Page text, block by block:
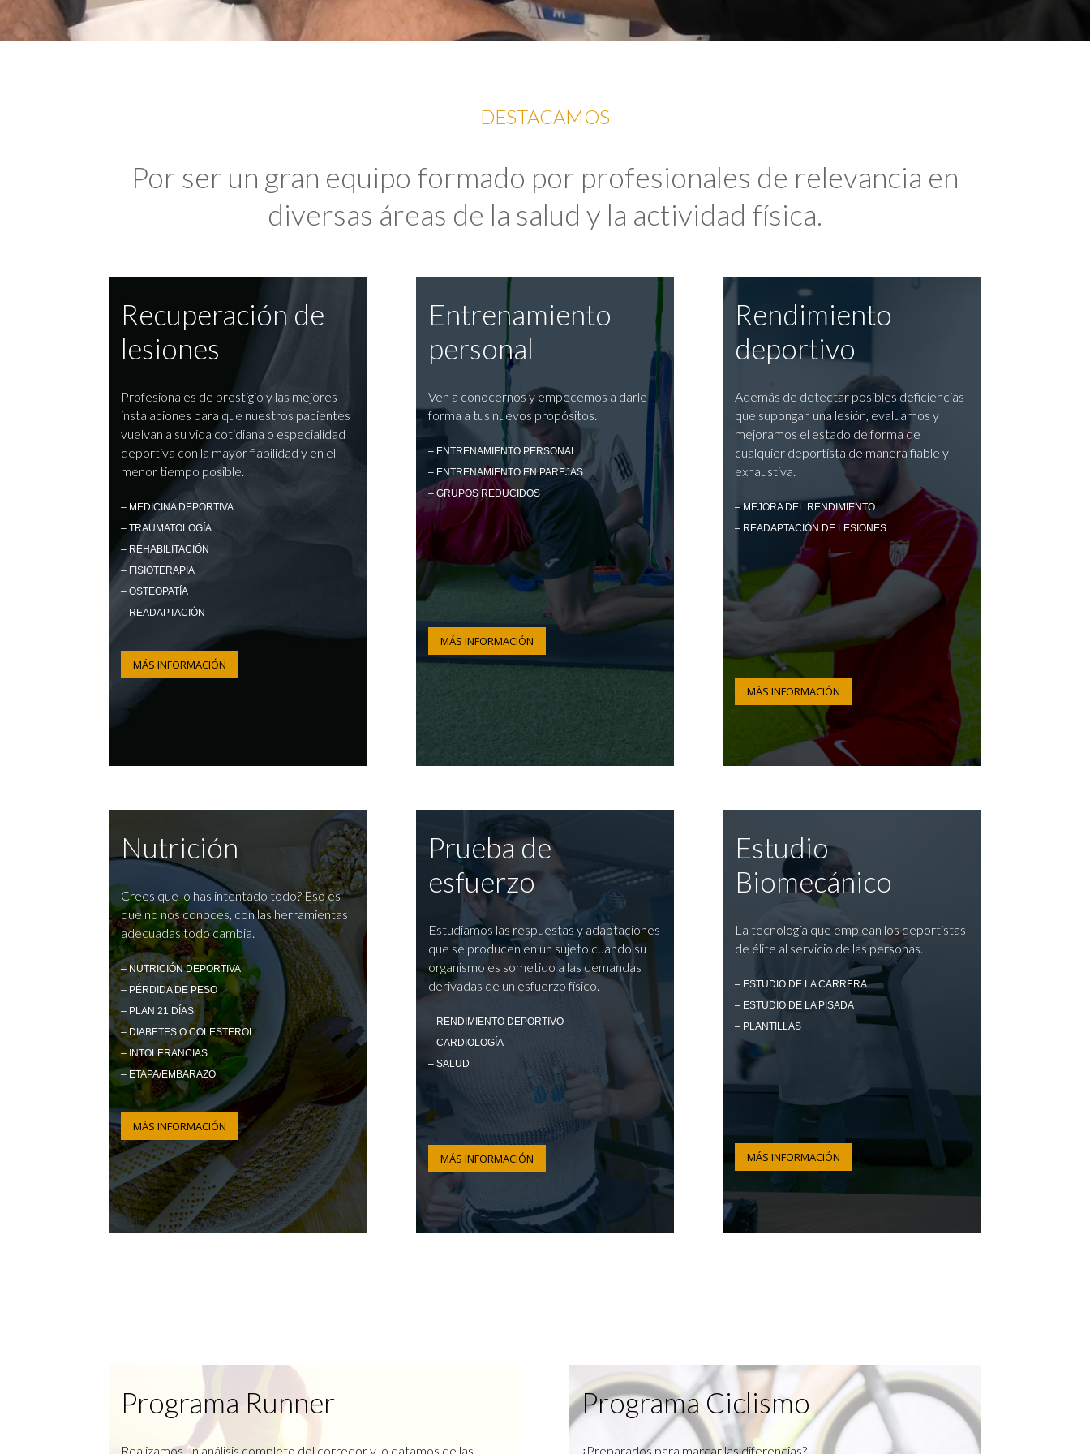
DESTACAMOS
Por ser un gran equipo formado por profesionales de relevancia en
diversas áreas de la salud y la actividad física.
Recuperación de
lesiones
Profesionales de prestigio y las mejores
instalaciones para que nuestros pacientes
vuelvan a su vida cotidiana o especialidad
deportiva con la mayor fiabilidad y en el
menor tiempo posible.
– MEDICINA DEPORTIVA
– TRAUMATOLOGÍA
– REHABILITACIÓN
– FISIOTERAPIA
– OSTEOPATÍA
– READAPTACIÓN
MÁS INFORMACIÓN
Entrenamiento
personal
Ven a conocernos y empecemos a darle
forma a tus nuevos propósitos.
– ENTRENAMIENTO PERSONAL
– ENTRENAMIENTO EN PAREJAS
– GRUPOS REDUCIDOS
MÁS INFORMACIÓN
Rendimiento
deportivo
Además de detectar posibles deficiencias
que supongan una lesión, evaluamos y
mejoramos el estado de forma de
cualquier deportista de manera fiable y
exhaustiva.
– MEJORA DEL RENDIMIENTO
– READAPTACIÓN DE LESIONES
MÁS INFORMACIÓN
Nutrición
Crees que lo has intentado todo? Eso es
que no nos conoces, con las herramientas
adecuadas todo cambia.
– NUTRICIÓN DEPORTIVA
– PÉRDIDA DE PESO
– PLAN 21 DÍAS
– DIABETES O COLESTEROL
– INTOLERANCIAS
– ETAPA/EMBARAZO
MÁS INFORMACIÓN
Prueba de
esfuerzo
Estudiamos las respuestas y adaptaciones
que se producen en un sujeto cuando su
organismo es sometido a las demandas
derivadas de un esfuerzo físico.
– RENDIMIENTO DEPORTIVO
– CARDIOLOGÍA
– SALUD
MÁS INFORMACIÓN
Estudio
Biomecánico
La tecnología que emplean los deportistas
de élite al servicio de las personas.
– ESTUDIO DE LA CARRERA
– ESTUDIO DE LA PISADA
– PLANTILLAS
MÁS INFORMACIÓN
Programa Runner
Realizamos un análisis completo del corredor y lo datamos de las
Programa Ciclismo
¿Preparados para marcar las diferencias?